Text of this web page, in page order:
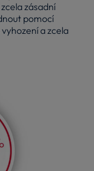
zásadní
pomocí
a zcela